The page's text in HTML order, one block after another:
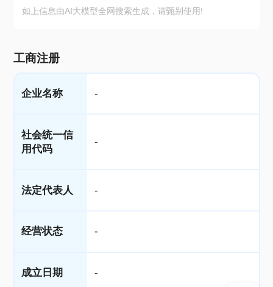
如上信息由AI大模型全网搜索生成，请甄别使用!
工商注册
企业名称 -
社会统一信
用代码
-
法定代表人 -
经营状态 -
成立日期 -